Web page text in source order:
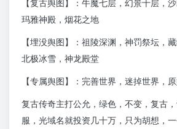
【复古舆图】：牛魔七层，幻景十层，
玛雅神殿，烟花之地
【埋没舆图】：祖陵深渊，神罚祭坛，
北极冰雪，神龙殿堂
【专属舆图】：完善世界，迷掉世界，
复古传奇主打公允，绿色，不变，复古
服，光域名就投资几十万，只为胡想，